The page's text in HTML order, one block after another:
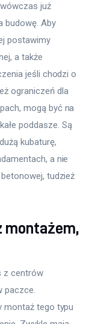
już
budowę. Aby
postawimy
a także
jeśli chodzi o
ograniczeń dla
mogą być na
poddasze. Są
kubaturę,
a nie
tudzież
montażem,
z centrów
paczce.
montaż tego typu